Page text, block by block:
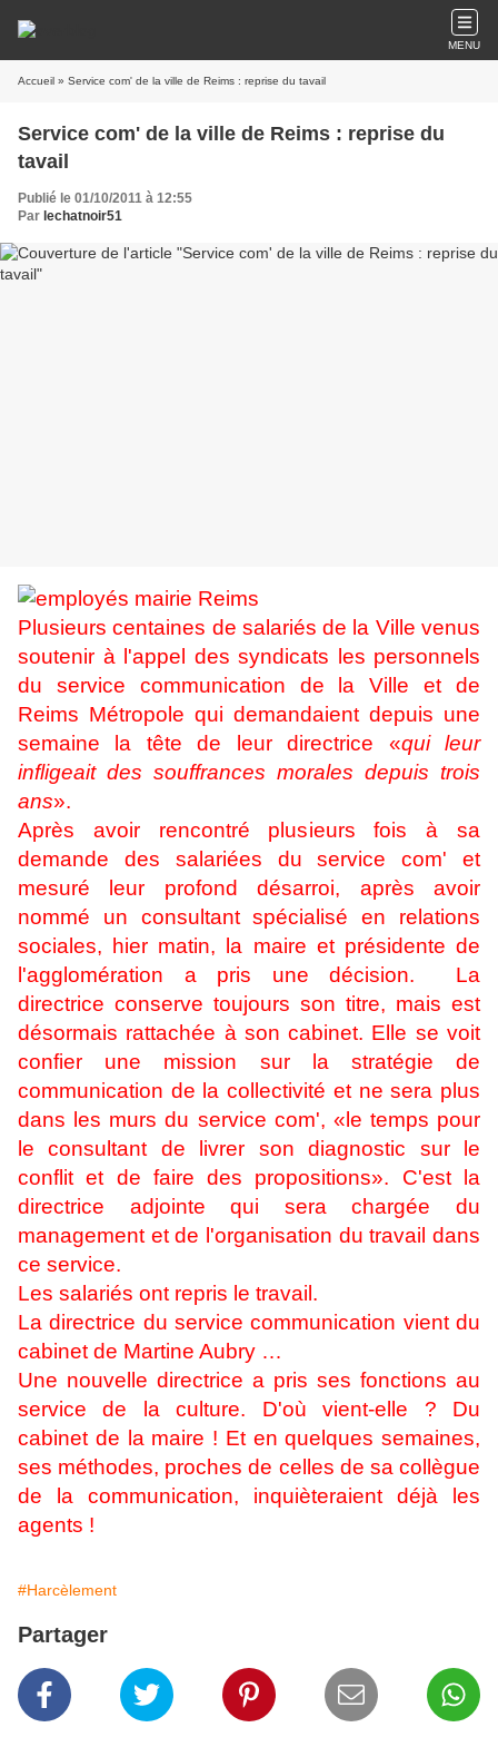
MENU
Accueil » Service com' de la ville de Reims : reprise du tavail
Service com' de la ville de Reims : reprise du
tavail
Publié le 01/10/2011 à 12:55
Par lechatnoir51
Plusieurs centaines de salariés de la Ville venus
soutenir à l'appel des syndicats les personnels
du service communication de la Ville et de
Reims Métropole qui demandaient depuis une
semaine la tête de leur directrice «qui leur
infligeait des souffrances morales depuis trois
ans».
Après avoir rencontré plusieurs fois à sa
demande des salariées du service com' et
mesuré leur profond désarroi, après avoir
nommé un consultant spécialisé en relations
sociales, hier matin, la maire et présidente de
l'agglomération a pris une décision. La
directrice conserve toujours son titre, mais est
désormais rattachée à son cabinet. Elle se voit
confier une mission sur la stratégie de
communication de la collectivité et ne sera plus
dans les murs du service com', «le temps pour
le consultant de livrer son diagnostic sur le
conflit et de faire des propositions». C'est la
directrice adjointe qui sera chargée du
management et de l'organisation du travail dans
ce service.
Les salariés ont repris le travail.
La directrice du service communication vient du
cabinet de Martine Aubry …
Une nouvelle directrice a pris ses fonctions au
service de la culture. D'où vient-elle ? Du
cabinet de la maire ! Et en quelques semaines,
ses méthodes, proches de celles de sa collègue
de la communication, inquièteraient déjà les
agents !
#Harcèlement
Partager